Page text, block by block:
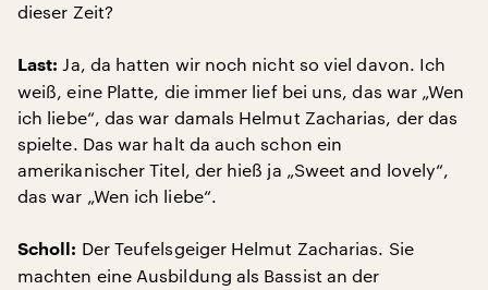
dieser Zeit?
Last: Ja, da hatten wir noch nicht so viel davon. Ich
weiß, eine Platte, die immer lief bei uns, das war „Wen
ich liebe“, das war damals Helmut Zacharias, der das
spielte. Das war halt da auch schon ein
amerikanischer Titel, der hieß ja „Sweet and lovely“,
das war „Wen ich liebe“.
Scholl: Der Teufelsgeiger Helmut Zacharias. Sie
machten eine Ausbildung als Bassist an der